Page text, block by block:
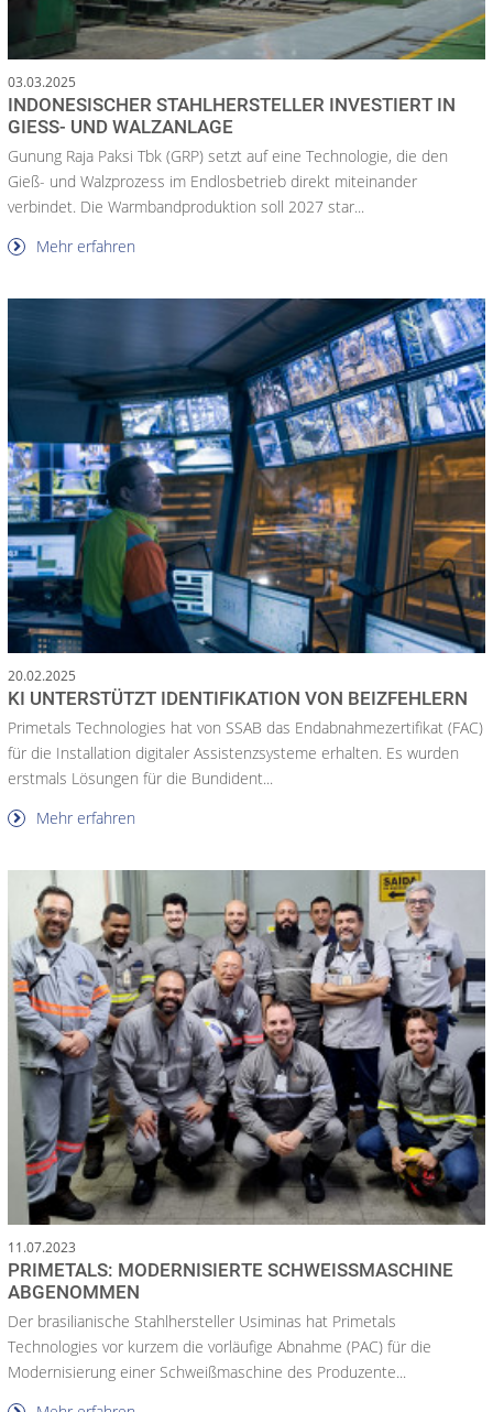
03.03.2025
INDONESISCHER STAHLHERSTELLER INVESTIERT IN
GIESS- UND WALZANLAGE
Gunung Raja Paksi Tbk (GRP) setzt auf eine Technologie, die den
Gieß- und Walzprozess im Endlosbetrieb direkt miteinander
verbindet. Die Warmbandproduktion soll 2027 star...
Mehr erfahren
20.02.2025
KI UNTERSTÜTZT IDENTIFIKATION VON BEIZFEHLERN
Primetals Technologies hat von SSAB das Endabnahmezertifikat (FAC)
für die Installation digitaler Assistenzsysteme erhalten. Es wurden
erstmals Lösungen für die Bundident...
Mehr erfahren
11.07.2023
PRIMETALS: MODERNISIERTE SCHWEISSMASCHINE A
BGENOMMEN
Der brasilianische Stahlhersteller Usiminas hat Primetals
Technologies vor kurzem die vorläufige Abnahme (PAC) für die
Modernisierung einer Schweißmaschine des Produzente...